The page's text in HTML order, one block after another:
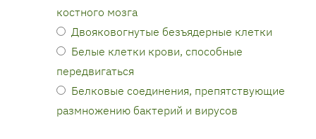
костного мозга
Двояковогнутые безъядерные клетки
Белые клетки крови, способные
передвигаться
Белковые соединения, препятствующие
размножению бактерий и вирусов